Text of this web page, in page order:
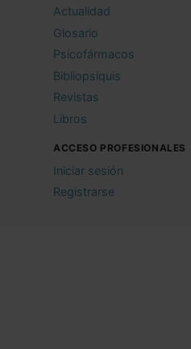
Actualidad
Glosario
Psicofármacos
Bibliopsiquis
Revistas
Libros
ACCESO PROFESIONALES
Iniciar sesión
Registrarse